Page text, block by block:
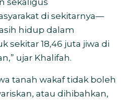
sekaligus
di sekitarnya—
hidup dalam
sekitar 18,46 juta jiwa di
ujar Khalifah.
tanah wakaf tidak boleh
atau dihibahkan,